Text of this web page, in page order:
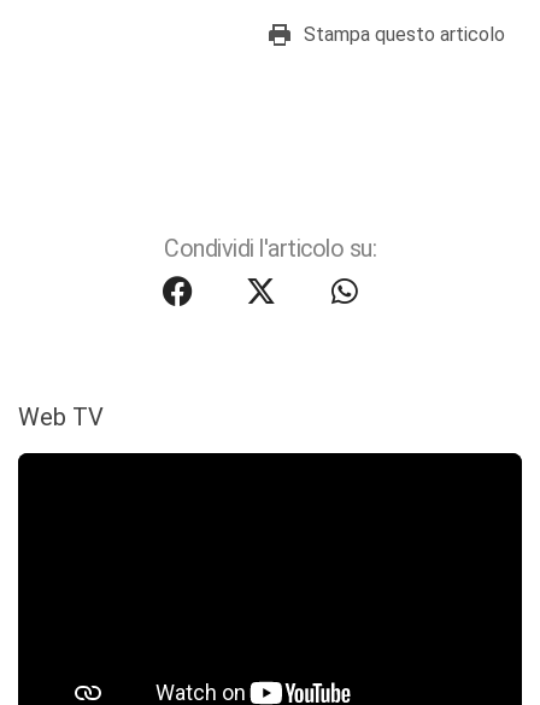
Stampa questo articolo
Condividi l'articolo su:
Web TV